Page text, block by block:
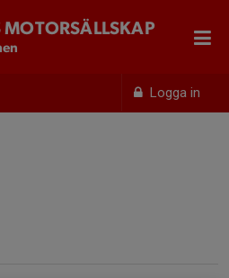
Logga in